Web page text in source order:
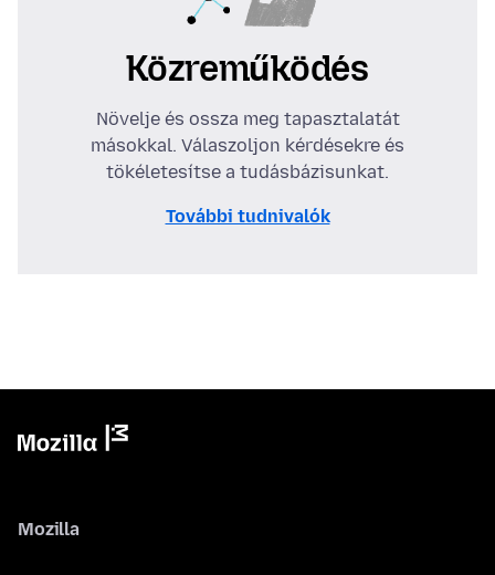
Közreműködés
Növelje és ossza meg tapasztalatát
másokkal. Válaszoljon kérdésekre és
tökéletesítse a tudásbázisunkat.
További tudnivalók
Mozilla